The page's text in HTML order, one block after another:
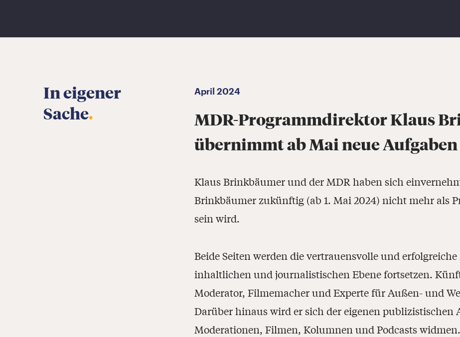
In eigener
Sache.
April 2024
MDR-Programmdirektor Klaus
übernimmt ab Mai neue
Klaus Brinkbäumer und der MDR haben sich
Brinkbäumer zukünftig (ab 1. Mai 2024) nicht mehr als
sein wird.
Beide Seiten werden die vertrauensvolle und
inhaltlichen und journalistischen Ebene fortsetzen.
Moderator, Filmemacher und Experte für Außen- und
Darüber hinaus wird er sich der eigenen publizistischen
Moderationen, Filmen, Kolumnen und Podcasts